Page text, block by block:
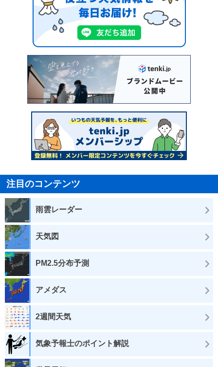
注目のコンテンツ
雨雲レーダー
天気図
PM2.5分布予測
アメダス
2週間天気
気象予報士のポイント解説